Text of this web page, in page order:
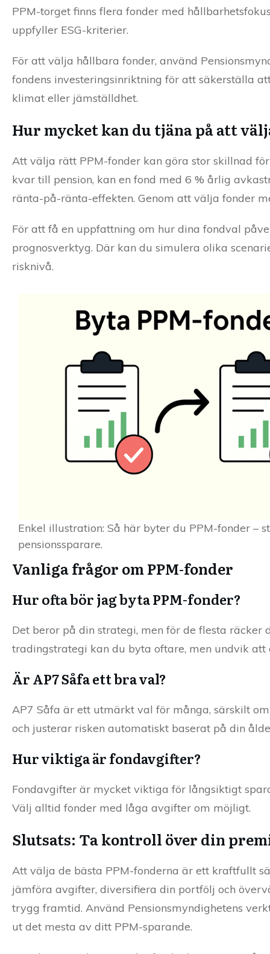
PPM-torget finns flera fonder med
uppfyller ESG-kriterier.
För att välja hållbara fonder, använd
fondens investeringsinriktning för att säkerställa
klimat eller jämställdhet.
Hur mycket kan du tjäna på att
Att välja rätt PPM-fonder kan göra stor skillnad
kvar till pension, kan en fond med 6 % årlig
ränta-på-ränta-effekten. Genom att välja fonder
För att få en uppfattning om hur dina fondval
prognosverktyg. Där kan du simulera olika
risknivå.
Enkel illustration: Så här byter du PPM-fonder –
pensionssparare.
Vanliga frågor om PPM-fonder
Hur ofta bör jag byta PPM-fonder?
Det beror på din strategi, men för de flesta räcker
tradingstrategi kan du byta oftare, men undvik
Är AP7 Såfa ett bra val?
AP7 Såfa är ett utmärkt val för många, särskilt
och justerar risken automatiskt baserat på din
Hur viktiga är fondavgifter?
Fondavgifter är mycket viktiga för långsiktigt
Välj alltid fonder med låga avgifter om möjligt.
Slutsats: Ta kontroll över din
Att välja de bästa PPM-fonderna är ett kraftfullt
jämföra avgifter, diversifiera din portfölj och
trygg framtid. Använd Pensionsmyndighetens
ut det mesta av ditt PPM-sparande.